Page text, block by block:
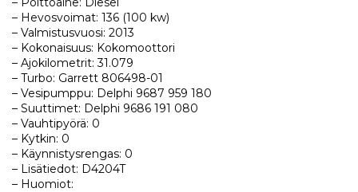
– Hevosvoimat: 136 (100 kw)
– Valmistusvuosi: 2013
– Kokonaisuus: Kokomoottori
– Ajokilometrit: 31.079
– Turbo: Garrett 806498-01
– Vesipumppu: Delphi 9687 959 180
– Suuttimet: Delphi 9686 191 080
– Vauhtipyörä: 0
– Kytkin: 0
– Käynnistysrengas: 0
– Lisätiedot: D4204T
– Huomiot: